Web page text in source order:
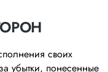
своих
убытки, понесенные